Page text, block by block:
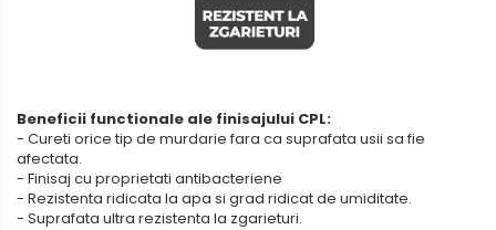
Beneficii functionale ale finisajului CPL:
- Cureti orice tip de murdarie fara ca suprafata usii sa fie
afectata.
- Finisaj cu proprietati antibacteriene
- Rezistenta ridicata la apa si grad ridicat de umiditate.
- Suprafata ultra rezistenta la zgarieturi.